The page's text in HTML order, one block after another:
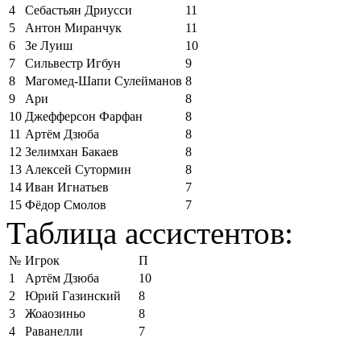
4
Себастьян Дриусси
11
5
Антон Миранчук
11
6
Зе Луиш
10
7
Сильвестр Игбун
9
8
Магомед-Шапи Сулейманов 8
9
Ари
8
10 Джефферсон Фарфан
8
11 Артём Дзюба
8
12 Зелимхан Бакаев
8
13 Алексей Сутормин
8
14 Иван Игнатьев
7
15 Фёдор Смолов 7
Таблица ассистентов:
№ Игрок
П
1
Артём Дзюба
10
2
Юрий Газинский
8
3
Жоаозиньо
8
4
Раванелли
7